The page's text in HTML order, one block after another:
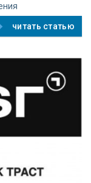
читать статью